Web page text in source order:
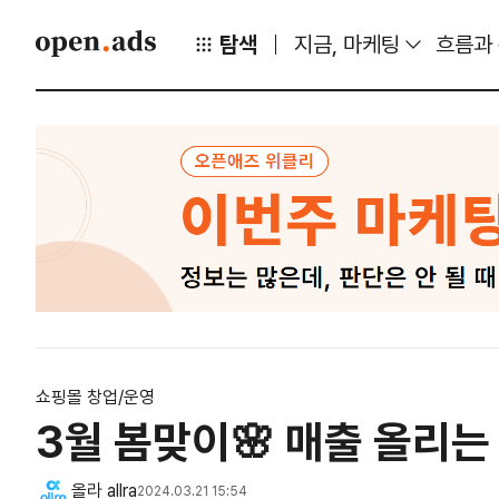
탐색 지금, 마케팅 흐름과
쇼핑몰 창업/운영
3월 봄맞이🌸 매출 올리
올라 allra2024.03.21 15:54